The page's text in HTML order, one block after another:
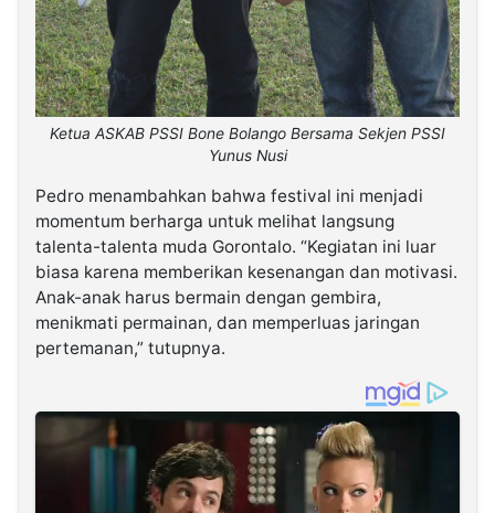
Ketua ASKAB PSSI Bone Bolango Bersama Sekjen PSSI
Yunus Nusi
Pedro menambahkan bahwa festival ini menjadi
momentum berharga untuk melihat langsung
talenta-talenta muda Gorontalo. “Kegiatan ini luar
biasa karena memberikan kesenangan dan motivasi.
Anak-anak harus bermain dengan gembira,
menikmati permainan, dan memperluas jaringan
pertemanan,” tutupnya.